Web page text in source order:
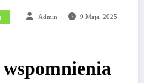
Admin 9 Maja, 2025